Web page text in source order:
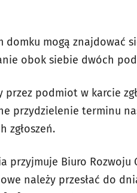
domku mogą znajdować
obok siebie dwóch
przez podmiot w karcie
przydzielenie terminu
zgłoszeń.
przyjmuje Biuro
należy przesłać do